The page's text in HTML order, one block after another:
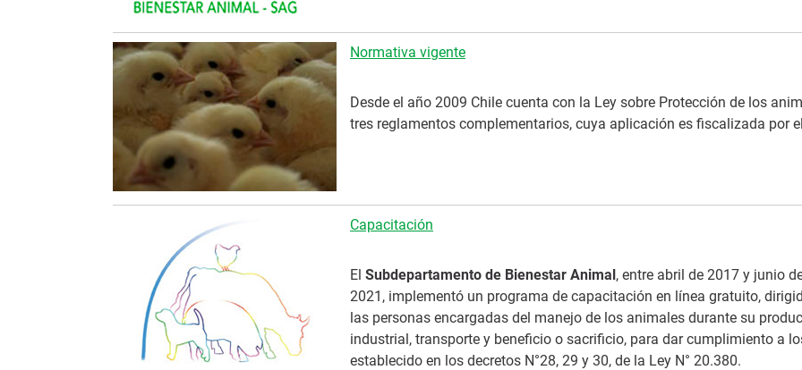
Normativa vigente
Desde el año 2009 Chile cuenta con la Ley sobre Protección de los
tres reglamentos complementarios, cuya aplicación es fiscalizada por
Capacitación
El Subdepartamento de Bienestar Animal, entre abril de 2017 y junio
2021, implementó un programa de capacitación en línea gratuito,
las personas encargadas del manejo de los animales durante su
industrial, transporte y beneficio o sacrificio, para dar cumplimiento a
establecido en los decretos N°28, 29 y 30, de la Ley N° 20.380.